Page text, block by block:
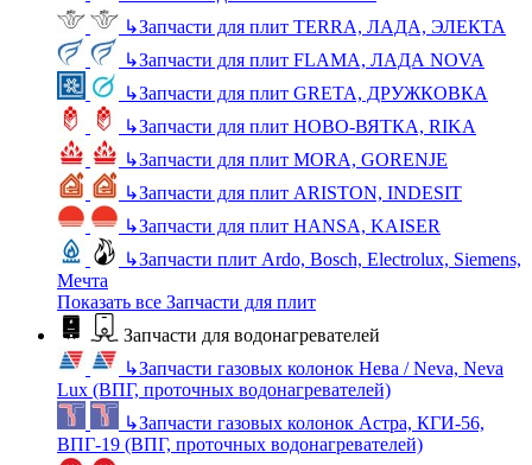
↳Запчасти для плит TERRA, ЛАДА, ЭЛЕКТА
↳Запчасти для плит FLAMA, ЛАДА NOVA
↳Запчасти для плит GRETA, ДРУЖКОВКА
↳Запчасти для плит НОВО-ВЯТКА, RIKA
↳Запчасти для плит MORA, GORENJE
↳Запчасти для плит ARISTON, INDESIT
↳Запчасти для плит HANSA, KAISER
↳Запчасти плит Ardo, Bosch, Electrolux, Siemens,
Мечта
Показать все Запчасти для плит
Запчасти для водонагревателей
↳Запчасти газовых колонок Нева / Neva, Neva
Lux (ВПГ, проточных водонагревателей)
↳Запчасти газовых колонок Астра, КГИ-56,
ВПГ-19 (ВПГ, проточных водонагревателей)